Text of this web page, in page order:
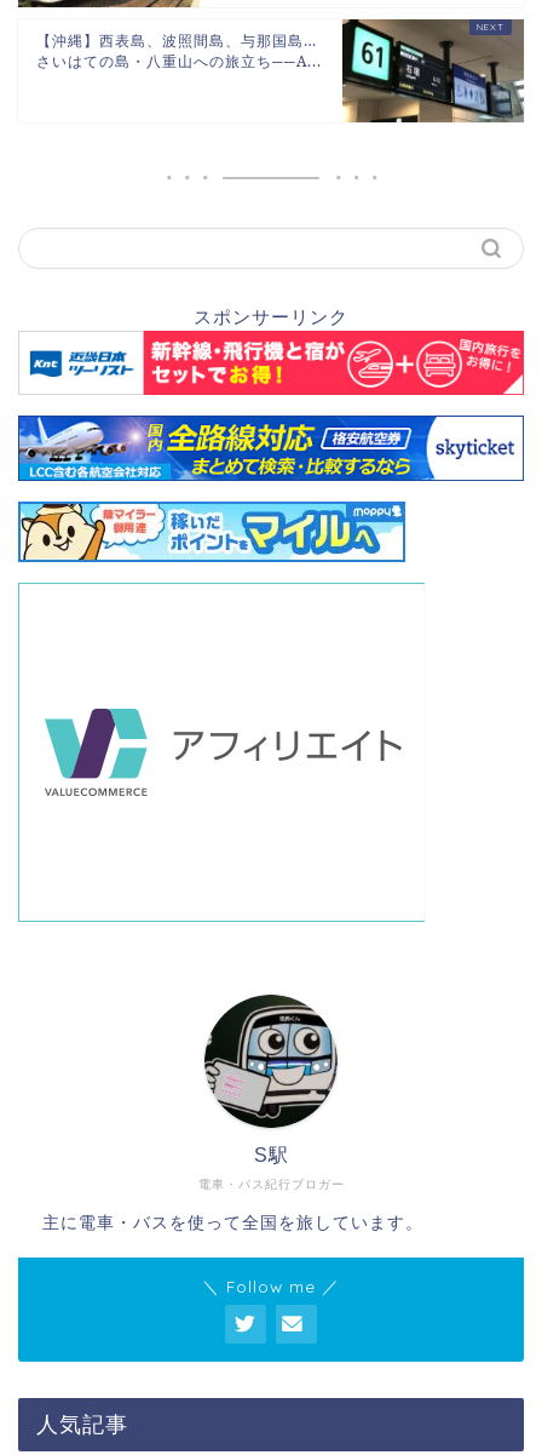
【沖縄】西表島、波照間島、与那国島…
さいはての島・八重山への旅立ち──A...
スポンサーリンク
電車・バス紀行ブロガー
S駅
主に電車・バスを使って全国を旅しています。
＼ Follow me ／
人気記事